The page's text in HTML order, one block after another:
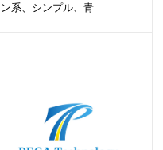
ン系、シンプル、青